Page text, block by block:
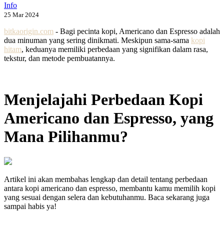
Info
25 Mar 2024
bitkaorigin.com - Bagi pecinta kopi, Americano dan Espresso adalah
dua minuman yang sering dinikmati. Meskipun sama-sama kopi
hitam, keduanya memiliki perbedaan yang signifikan dalam rasa,
tekstur, dan metode pembuatannya.
Menjelajahi Perbedaan Kopi
Americano dan Espresso, yang
Mana Pilihanmu?
Artikel ini akan membahas lengkap dan detail tentang perbedaan
antara kopi americano dan espresso, membantu kamu memilih kopi
yang sesuai dengan selera dan kebutuhanmu. Baca sekarang juga
sampai habis ya!